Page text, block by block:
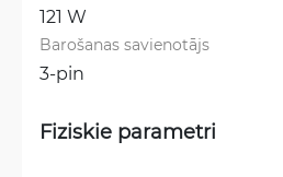
121 W
Barošanas savienotājs
3-pin
Fiziskie parametri